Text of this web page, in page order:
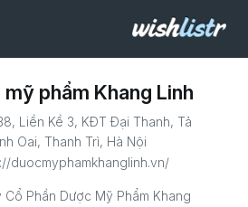
phẩm Khang Linh
Liền Kề 3, KĐT Đại Thanh, Tả
Oai, Thanh Trì, Hà Nội
duocmyphamkhanglinh.vn/
Cổ Phần Dược Mỹ Phẩm Khang